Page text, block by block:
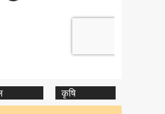
कृषि